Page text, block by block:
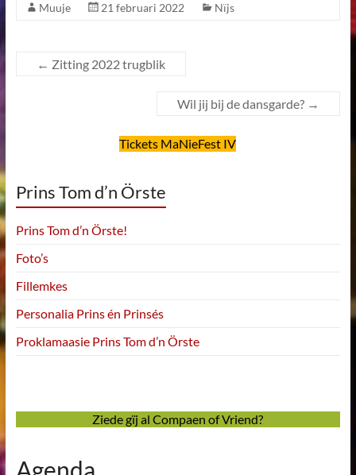
Muuje 21 februari 2022 Nïjs
← Zitting 2022 trugblik
Wil jij bij de dansgarde? →
Tickets MaNieFest IV
Prins Tom d’n Örste
Prins Tom d’n Örste!
Foto’s
Fillemkes
Personalia Prins én Prinsés
Proklamaasie Prins Tom d’n Örste
Ziede gïj al Compaen of Vriend?